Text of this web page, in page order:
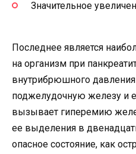
Значительное
Последнее является
на организм при
внутрибрюшного
поджелудочную железу и
вызывает гиперемию
ее выделения в
опасное состояние, как